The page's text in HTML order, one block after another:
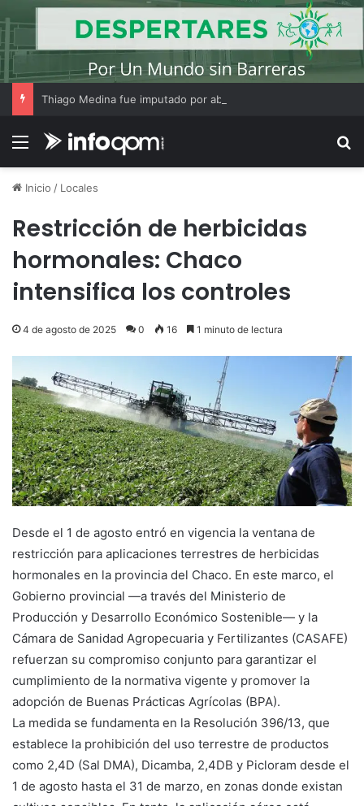
Menú
Inicio / Locales
Restricción de herbicidas
hormonales: Chaco
intensifica los controles
4 de agosto de 2025 0 16 1 minuto de lectura
Desde el 1 de agosto entró en vigencia la ventana de
restricción para aplicaciones terrestres de herbicidas
hormonales en la provincia del Chaco. En este marco, el
Gobierno provincial —a través del Ministerio de
Producción y Desarrollo Económico Sostenible— y la
Cámara de Sanidad Agropecuaria y Fertilizantes (CASAFE)
refuerzan su compromiso conjunto para garantizar el
cumplimiento de la normativa vigente y promover la
adopción de Buenas Prácticas Agrícolas (BPA).
La medida se fundamenta en la Resolución 396/13, que
establece la prohibición del uso terrestre de productos
como 2,4D (Sal DMA), Dicamba, 2,4DB y Picloram desde el
1 de agosto hasta el 31 de marzo, en zonas donde existan